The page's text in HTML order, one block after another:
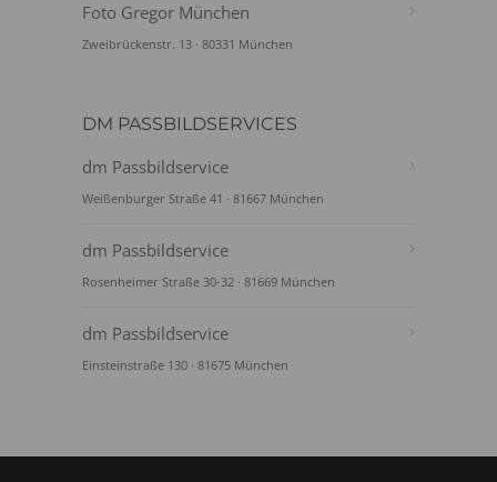
Foto Gregor München
Zweibrückenstr. 13 · 80331 München
DM PASSBILDSERVICES
dm Passbildservice
Weißenburger Straße 41 · 81667 München
dm Passbildservice
Rosenheimer Straße 30-32 · 81669 München
dm Passbildservice
Einsteinstraße 130 · 81675 München